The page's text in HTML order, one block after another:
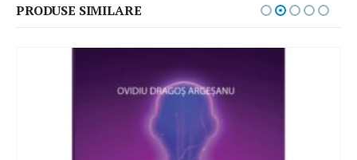
PRODUSE SIMILARE